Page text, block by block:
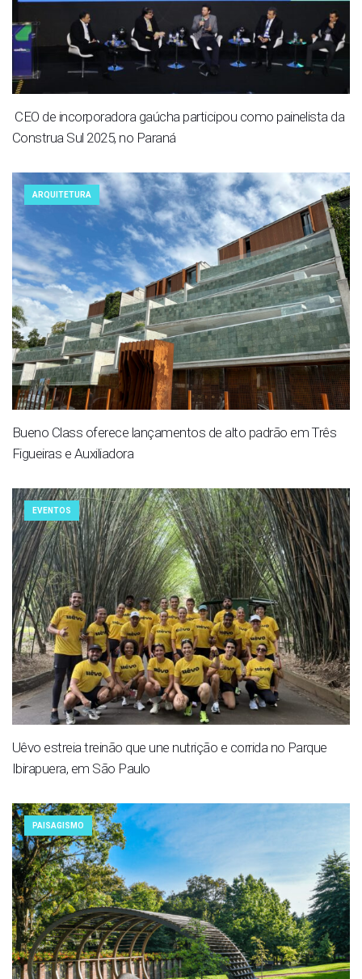
CEO de incorporadora gaúcha participou como painelista da
Construa Sul 2025, no Paraná
ARQUITETURA
Bueno Class oferece lançamentos de alto padrão em Três
Figueiras e Auxiliadora
EVENTOS
Uêvo estreia treinão que une nutrição e corrida no Parque
Ibirapuera, em São Paulo
PAISAGISMO